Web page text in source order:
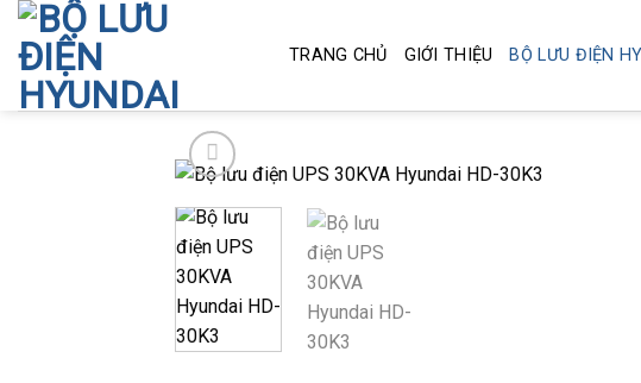
Skip
content
TRANG CHỦ GIỚI THIỆU BỘ LƯU ĐIỆN